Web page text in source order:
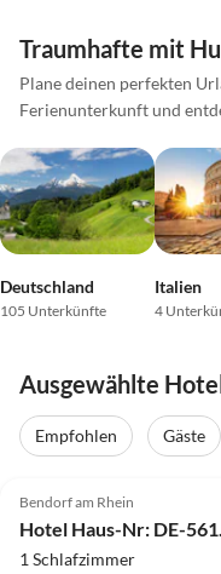
Traumhafte mit
Plane deinen perfekten
Ferienunterkunft und
Deutschland
105 Unterkünfte
Italien
4
Ausgewählte
Empfohlen Gäste
Bendorf am Rhein
1 Schlafzimmer